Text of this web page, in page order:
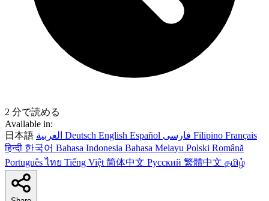
2 分で読める
Available in:
日本語
Deutsch English Español Filipino Français
हिन्दी 한국어 Bahasa Indonesia Bahasa Melayu Polski Română
Portuguêsไทย Tiếng Việt 简体中文 Русский 繁體中文 தமிழ்